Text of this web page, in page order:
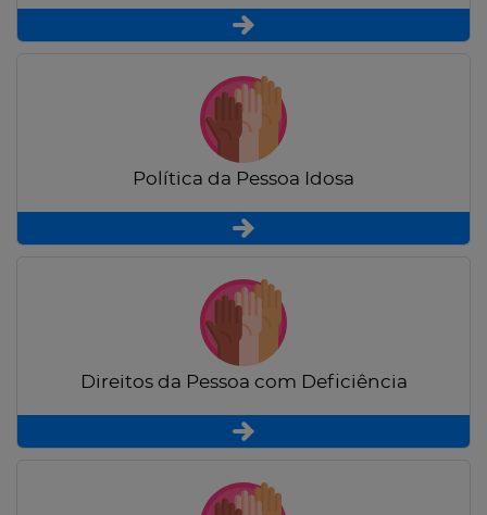
Política da Pessoa Idosa
Direitos da Pessoa com Deficiência